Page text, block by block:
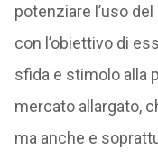
potenziare l’uso
con l’obiettivo di
sfida e stimolo alla
mercato allargato,
ma anche e